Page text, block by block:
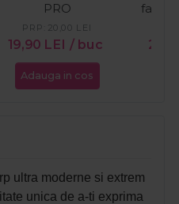
PRO
19,90 LEI / buc
PRP: 20,00 LEI
Adauga in cos
fata
ultra moderne si extrem
unica de a-ti exprima